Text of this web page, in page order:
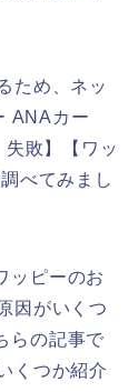
ため、ネッ
ANAカー
敗】【ワッ
べてみまし
ッピーのお
因がいくつ
らの記事で
くつか紹介